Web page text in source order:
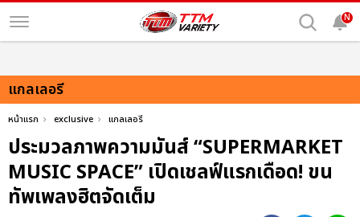
N
แกลเลอรี
หน้าแรก exclusive แกลเลอรี
ประมวลภาพความมันส์ “SUPERMARKET
MUSIC SPACE” เปิดเชลฟ์แรกเดือด! ขน
ทัพเพลงฮิตจัดเต็ม